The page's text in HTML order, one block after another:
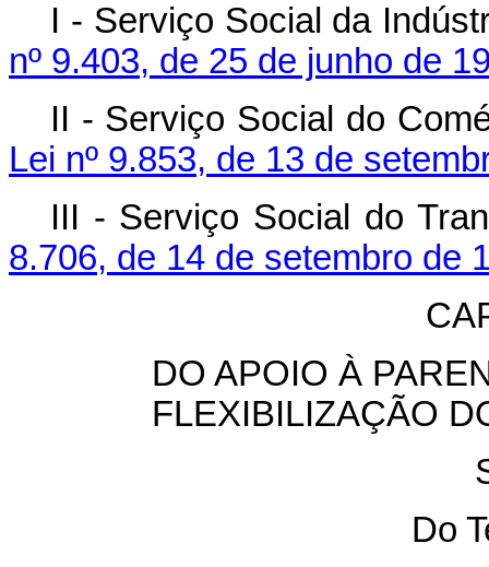
I - Serviço Social da
nº 9.403, de 25 de junho de
II - Serviço Social do
Lei nº 9.853, de 13 de
III - Serviço Social do
8.706, de 14 de setembro de
DO APOIO À
FLEXIBILIZAÇÃO
Do